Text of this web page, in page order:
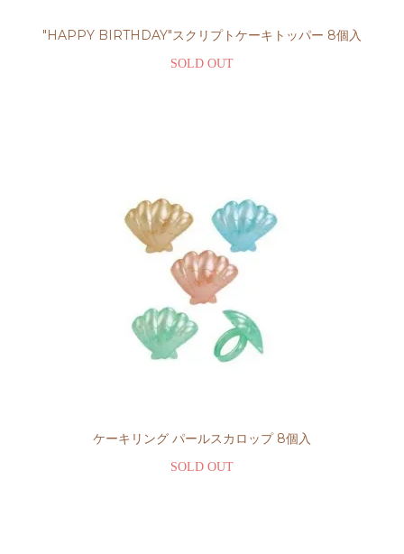
"HAPPY BIRTHDAY"スクリプトケーキトッパー 8個入
SOLD OUT
ケーキリング パールスカロップ 8個入
SOLD OUT